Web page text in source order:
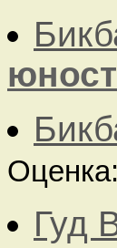
Оценка:
Гуд